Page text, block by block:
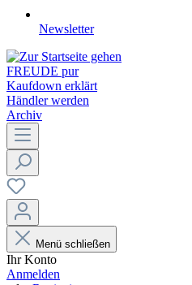
Newsletter
FREUDE pur
Kaufdown erklärt
Händler werden
Archiv
Menü schließen
Ihr Konto
Anmelden